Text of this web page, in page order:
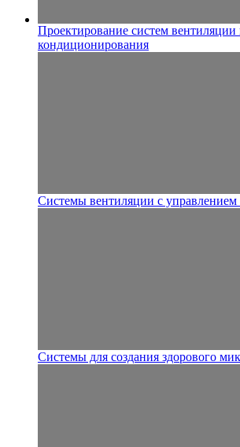
Проектирование систем вентиляции
кондиционирования
Системы вентиляции с
Системы для создания здорового